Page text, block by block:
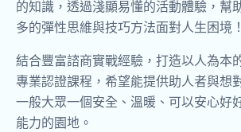
的知識，透過淺顯易懂的活動體驗，幫
多的彈性思維與技巧方法面對人生困境！
結合豐富諮商實戰經驗，打造以人為本
專業認證課程，希望能提供助人者與想
一般大眾一個安全、溫暖、可以安心好
能力的園地。